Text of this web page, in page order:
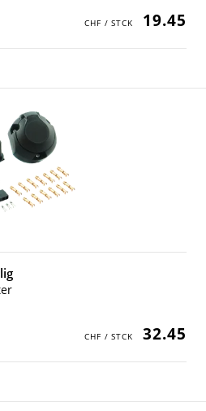
19.45
32.45